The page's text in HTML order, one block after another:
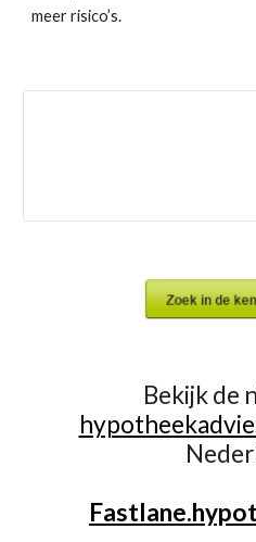
meer risico’s.
Bekijk de